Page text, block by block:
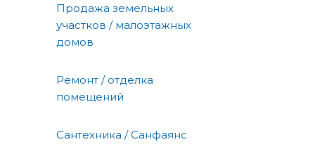
Продажа земельных
участков / малоэтажных
домов
Ремонт / отделка
помещений
Сантехника / Санфаянс